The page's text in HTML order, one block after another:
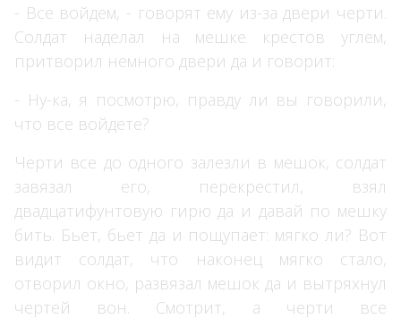
- Все войдем, - говорят ему из-за двери черти.
Солдат наделал на мешке крестов углем,
притворил немного двери да и говорит:
- Ну-ка, я посмотрю, правду ли вы говорили,
что все войдете?
Черти все до одного залезли в мешок, солдат
завязал его, перекрестил, взял
двадцатифунтовую гирю да и давай по мешку
бить. Бьет, бьет да и пощупает: мягко ли? Вот
видит солдат, что наконец мягко стало,
отворил окно, развязал мешок да и вытряхнул
чертей вон. Смотрит, а черти все